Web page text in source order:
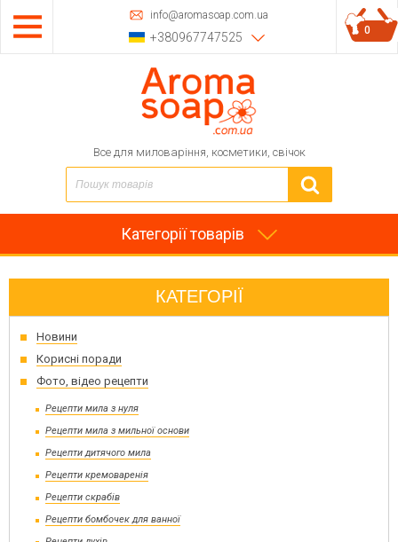
info@aromasoap.com.ua
+380967747525
Все для миловаріння, косметики, свічок
0
Категорії товарів
КАТЕГОРІЇ
Новини
Корисні поради
Фото, відео рецепти
Рецепти мила з нуля
Рецепти мила з мильної основи
Рецепти дитячого мила
Рецепти кремоваренія
Рецепти скрабів
Рецепти бомбочек для ванної